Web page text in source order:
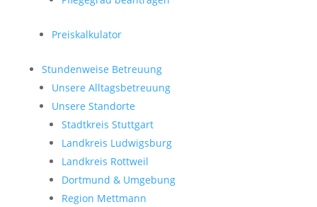
Preiskalkulator
Stundenweise Betreuung
Unsere Alltagsbetreuung
Unsere Standorte
Stadtkreis Stuttgart
Landkreis Ludwigsburg
Landkreis Rottweil
Dortmund & Umgebung
Region Mettmann